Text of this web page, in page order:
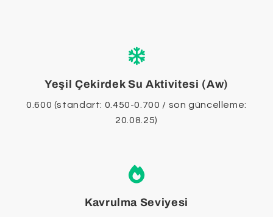
Yeşil Çekirdek Su Aktivitesi (Aw)
0.600 (standart: 0.450-0.700 / son güncelleme:
20.08.25)
Kavrulma Seviyesi